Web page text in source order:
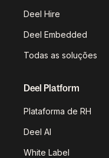
Deel Hire
Deel Embedded
Todas as soluções
Deel Platform
Plataforma de RH
Deel AI
White Label